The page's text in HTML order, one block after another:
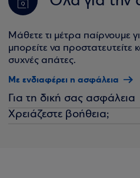
Μάθετε τι μέτρα παίρνουμε
μπορείτε να προστατευτείτε
συχνές απάτες.
Με ενδιαφέρει η ασφάλεια
Για τη δική σας ασφάλεια
Χρειάζεστε βοήθεια;